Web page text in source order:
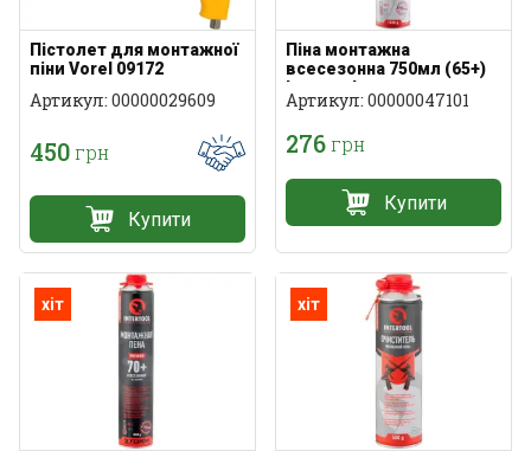
Пістолет для монтажної
піни Vorel 09172
Артикул: 00000029609
450грн
Купити
Піна монтажна
всесезонна 750мл (65+)
Intertool
Артикул: 00000047101
276грн
Купити
хіт хіт